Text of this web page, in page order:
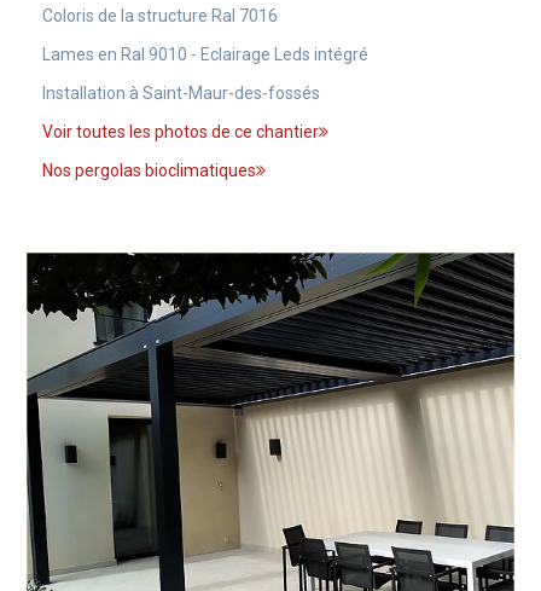
Coloris de la structure Ral 7016
Lames en Ral 9010 - Eclairage Leds intégré
Installation à Saint-Maur-des-fossés
Voir toutes les photos de ce chantier
Nos pergolas bioclimatiques